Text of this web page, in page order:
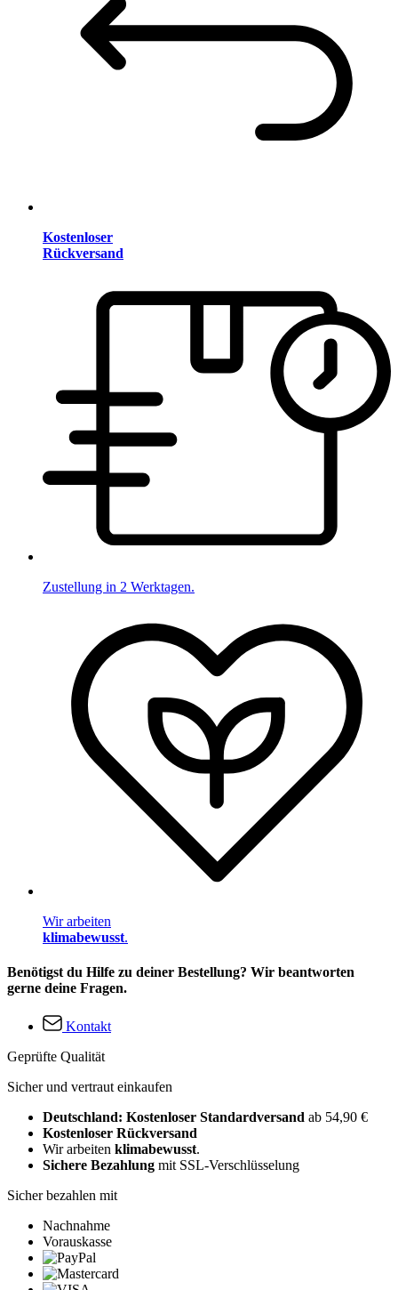
Kostenloser
Rückversand
Zustellung in 2 Werktagen.
Wir arbeiten
klimabewusst.
Benötigst du Hilfe zu deiner Bestellung? Wir beantworten
gerne deine Fragen.
Kontakt
Geprüfte Qualität
Sicher und vertraut einkaufen
Deutschland: Kostenloser Standardversand ab 54,90 €
Kostenloser Rückversand
Wir arbeiten klimabewusst.
Sichere Bezahlung mit SSL-Verschlüsselung
Sicher bezahlen mit
Nachnahme
Vorauskasse